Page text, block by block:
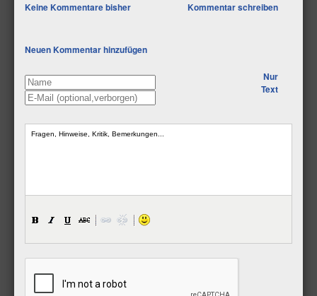
Keine Kommentare bisher Kommentar schreiben
Neuen Kommentar hinzufügen
Nur
Text